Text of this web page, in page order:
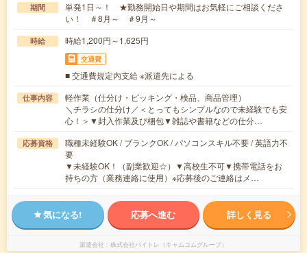
期間
単発1日～！ ★勤務開始日や期間はお気軽にご相談くださ
い！ ＃8月～ ＃9月～
時給 時給1,200円～1,625円
交通費
■ 交通費規定内支給 ※派遣先による
仕事内容
軽作業（仕分け・ピッキング・検品、商品管理）
＼チラシの仕分け／＜とってもシンプルなので未経験でも安
心！＞▼封入作業及び梱包▼雑誌や書籍などの仕分…
応募資格
職種未経験OK / ブランクOK / パソコンスキル不要 / 英語力不
要
▼未経験OK！（副業歓迎☆）▼高校生不可▼携帯電話をお
持ちの方（業務連絡に使用）※応募後のご連絡はメ…
気になる! 応募へ進む 詳しく見る
派遣会社 株式会社バイトレ（キャムコムグループ）